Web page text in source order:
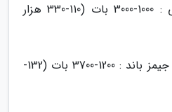
1) گردش در جزایر فی فی : 1000-3000 بات (110-330 هزار
2) تورهای گردش در جزایر جیمز باند : 1200-3700 بات (132-